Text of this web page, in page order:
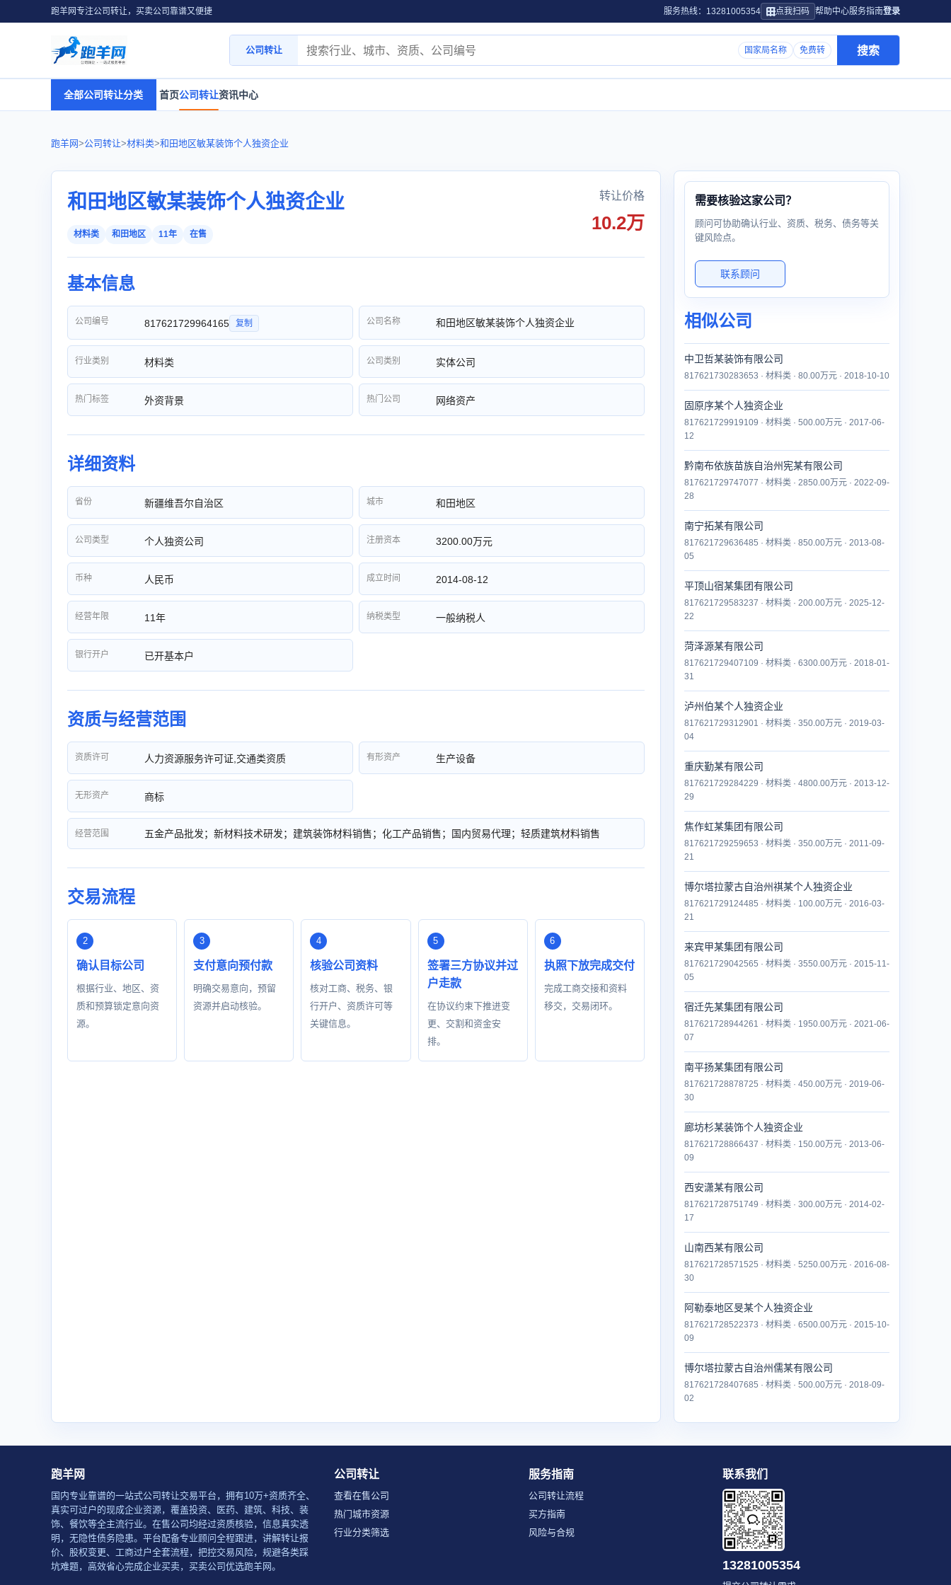
跑羊网专注公司转让，买卖公司靠谱又便捷 服务热线：13281005354 点我扫码 帮助中心服务指南登录
公司转让 国家局名称 免费转 搜索
全部公司转让分类 首页公司转让资讯中心
跑羊网>公司转让>材料类>和田地区敏某装饰个人独资企业
和田地区敏某装饰个人独资企业
材料类 和田地区 11年 在售
转让价格
10.2万
基本信息
公司编号 817621729964165 复制 公司名称 和田地区敏某装饰个人独资企业
行业类别 材料类 公司类别 实体公司
热门标签 外资背景 热门公司 网络资产
详细资料
省份 新疆维吾尔自治区 城市 和田地区
公司类型 个人独资公司 注册资本 3200.00万元
币种 人民币 成立时间 2014-08-12
经营年限 11年 纳税类型 一般纳税人
银行开户 已开基本户
资质与经营范围
资质许可 人力资源服务许可证,交通类资质 有形资产 生产设备
无形资产 商标
经营范围 五金产品批发；新材料技术研发；建筑装饰材料销售；化工产品销售；国内贸易代理；轻质建筑材料销售
交易流程
确认目标公司
根据行业、地区、资
质和预算锁定意向资
源。
支付意向预付款
明确交易意向，预留
资源并启动核验。
核验公司资料
核对工商、税务、银
行开户、资质许可等
关键信息。
签署三方协议并过
户走款
在协议约束下推进变
更、交割和资金安
排。
执照下放完成交付
完成工商交接和资料
移交，交易闭环。
需要核验这家公司？
顾问可协助确认行业、资质、税务、债务等关
键风险点。
联系顾问
相似公司
中卫哲某装饰有限公司
817621730283653 · 材料类 · 80.00万元 · 2018-10-10
固原序某个人独资企业
817621729919109 · 材料类 · 500.00万元 · 2017-06-
12
黔南布依族苗族自治州宪某有限公司
817621729747077 · 材料类 · 2850.00万元 · 2022-09-
28
南宁拓某有限公司
817621729636485 · 材料类 · 850.00万元 · 2013-08-
05
平顶山宿某集团有限公司
817621729583237 · 材料类 · 200.00万元 · 2025-12-
22
菏泽源某有限公司
817621729407109 · 材料类 · 6300.00万元 · 2018-01-
31
泸州伯某个人独资企业
817621729312901 · 材料类 · 350.00万元 · 2019-03-
04
重庆勤某有限公司
817621729284229 · 材料类 · 4800.00万元 · 2013-12-
29
焦作虹某集团有限公司
817621729259653 · 材料类 · 350.00万元 · 2011-09-
21
博尔塔拉蒙古自治州祺某个人独资企业
817621729124485 · 材料类 · 100.00万元 · 2016-03-
21
来宾甲某集团有限公司
817621729042565 · 材料类 · 3550.00万元 · 2015-11-
05
宿迁先某集团有限公司
817621728944261 · 材料类 · 1950.00万元 · 2021-06-
07
南平扬某集团有限公司
817621728878725 · 材料类 · 450.00万元 · 2019-06-
30
廊坊杉某装饰个人独资企业
817621728866437 · 材料类 · 150.00万元 · 2013-06-
09
西安潇某有限公司
817621728751749 · 材料类 · 300.00万元 · 2014-02-
17
山南西某有限公司
817621728571525 · 材料类 · 5250.00万元 · 2016-08-
30
阿勒泰地区旻某个人独资企业
817621728522373 · 材料类 · 6500.00万元 · 2015-10-
09
博尔塔拉蒙古自治州儒某有限公司
817621728407685 · 材料类 · 500.00万元 · 2018-09-
02
跑羊网
国内专业靠谱的一站式公司转让交易平台，拥有10万+资质齐全、
真实可过户的现成企业资源，覆盖投资、医药、建筑、科技、装
饰、餐饮等全主流行业。在售公司均经过资质核验，信息真实透
明，无隐性债务隐患。平台配备专业顾问全程跟进，讲解转让报
价、股权变更、工商过户全套流程，把控交易风险，规避各类踩
坑难题，高效省心完成企业买卖，买卖公司优选跑羊网。
公司转让
查看在售公司
热门城市资源
行业分类筛选
服务指南
公司转让流程
买方指南
风险与合规
联系我们
13281005354